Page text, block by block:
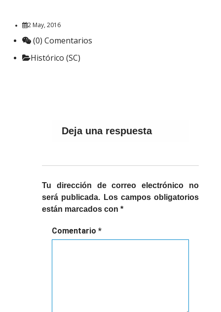
2 May, 2016
(0) Comentarios
Histórico (SC)
Deja una respuesta
Tu dirección de correo electrónico no
será publicada. Los campos obligatorios
están marcados con *
Comentario *